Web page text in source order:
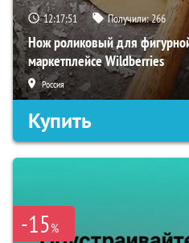
12:17:50 Получили:266
Нож роликовый для
маркетплейсе Wildberries
Россия
Купить
-15%